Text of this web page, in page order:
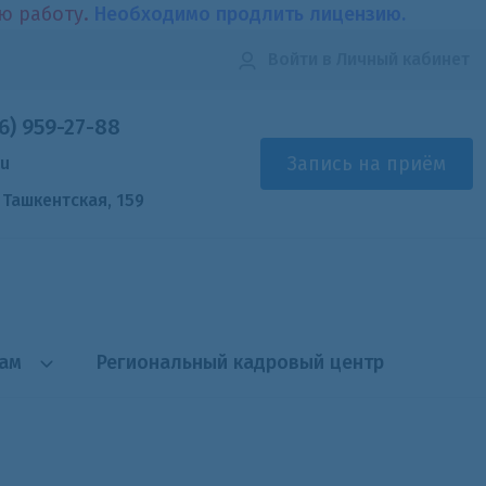
работу.
959-27-88
159
Запись на приём
Региональный кадровый центр